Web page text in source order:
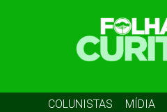
COLUNISTAS MÍDIA